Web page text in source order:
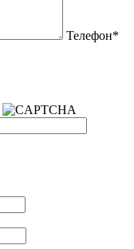
Телефон*